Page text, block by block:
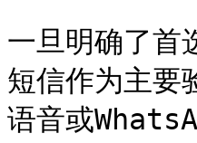
一旦明确了首
短信作为主要
语音或